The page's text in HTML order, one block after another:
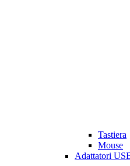
Tastiera
Mouse
Adattatori